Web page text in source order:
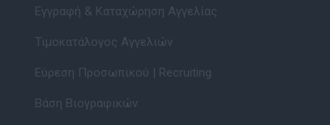
Εγγραφή & Καταχώρηση Αγγελίας
Τιμοκατάλογος Αγγελιών
Εύρεση Προσωπικού | Recruiting
Βάση Βιογραφικών